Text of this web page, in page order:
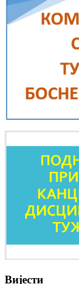
Вијести